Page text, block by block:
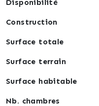
Disponibilité
Construction
Surface totale
Surface terrain
Surface habitable
Nb. chambres